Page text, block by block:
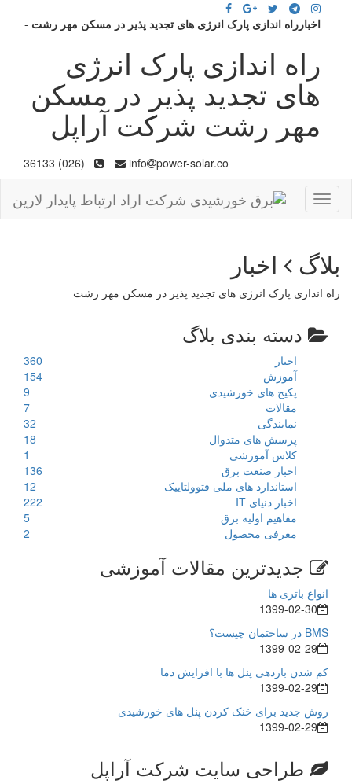
اخبارراه اندازی پارک انرژی های تجدید پذیر در مسکن مهر رشت -
راه اندازی پارک انرژی
های تجدید پذیر در مسکن
مهر رشت شرکت آراپل
info power-solar.co
(026) 36133
Toggle
navigation
بلاگ اخبار
راه اندازی پارک انرژی های تجدید پذیر در مسکن مهر رشت
دسته بندی بلاگ
اخبار
360
آموزش
154
پکیج های خورشیدی
9
مقالات
7
نمایندگی
32
پرسش های متدوال
18
کلاس آموزشی
1
اخبار صنعت برق
136
استاندارد های ملی فتوولتاییک
12
اخبار دنیای IT
222
مفاهیم اولیه برق
5
معرفی محصول
2
جدیدترین مقالات آموزشی
انواع باتری ها
1399-02-30
BMS در ساختمان چیست؟
1399-02-29
کم شدن بازدهی پنل ها با افزایش دما
1399-02-29
روش جدید برای خنک کردن پنل های خورشیدی
1399-02-29
طراحی سایت شرکت آراپل